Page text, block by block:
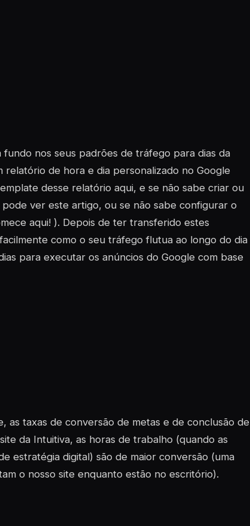
nos seus padrões de tráfego para dias da
relatório de hora e dia personalizado no Google
desse relatório aqui, e se não sabe criar ou
ver este artigo, ou se não sabe configurar o
aqui! ). Depois de ter transferido estes
como o seu tráfego flutua ao longo do dia
para executar os anúncios do Google com base
as taxas de conversão de metas e de conclusão de
da Intuitiva, as horas de trabalho (quando as
estratégia digital) são de maior conversão (uma
o nosso site enquanto estão no escritório).